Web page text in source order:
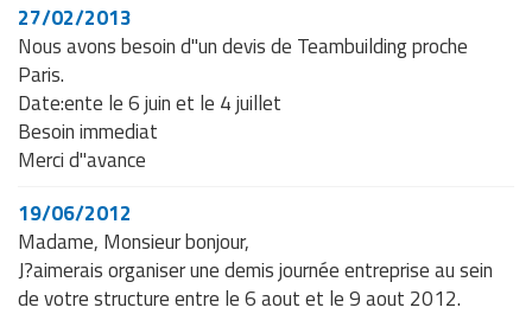
27/02/2013
Nous avons besoin d"un devis de Teambuilding proche
Paris.
Date:ente le 6 juin et le 4 juillet
Besoin immediat
Merci d"avance
19/06/2012
Madame, Monsieur bonjour,
J?aimerais organiser une demis journée entreprise au sein
de votre structure entre le 6 aout et le 9 aout 2012.